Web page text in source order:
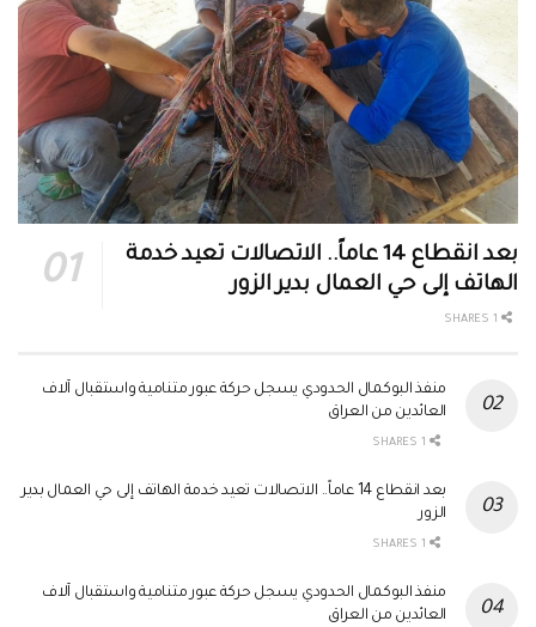
بعد انقطاع 14 عاماً.. الاتصالات تعيد خدمة
الهاتف إلى حي العمال بدير الزور
منفذ البوكمال الحدودي يسجل حركة عبور متنامية واستقبال آلاف
العائدين من العراق
بعد انقطاع 14 عاماً.. الاتصالات تعيد خدمة الهاتف إلى حي العمال بدير
الزور
منفذ البوكمال الحدودي يسجل حركة عبور متنامية واستقبال آلاف
العائدين من العراق